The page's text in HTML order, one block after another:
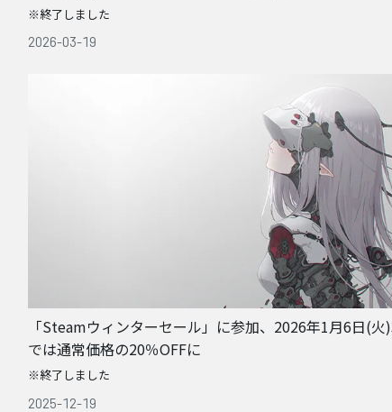
※終了しました
2026-03-19
「Steamウィンターセール」に参加、2026年1月6日(火
では通常価格の20％OFFに
※終了しました
2025-12-19